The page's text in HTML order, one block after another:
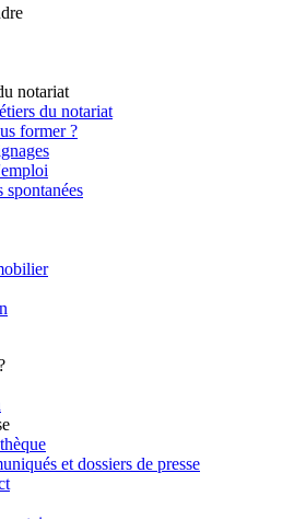
notariat
du notariat
former ?
spontanées
et dossiers de presse